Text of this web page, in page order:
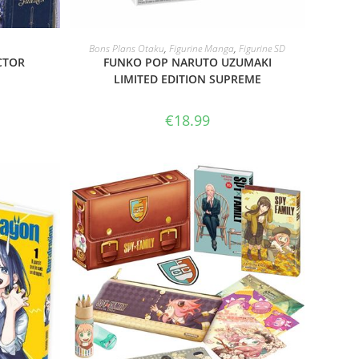
VOIR LE PRODUIT
Bons Plans Otaku, Figurine Manga, Figurine SD
FUNKO POP NARUTO UZUMAKI
LIMITED EDITION SUPREME
€18.99